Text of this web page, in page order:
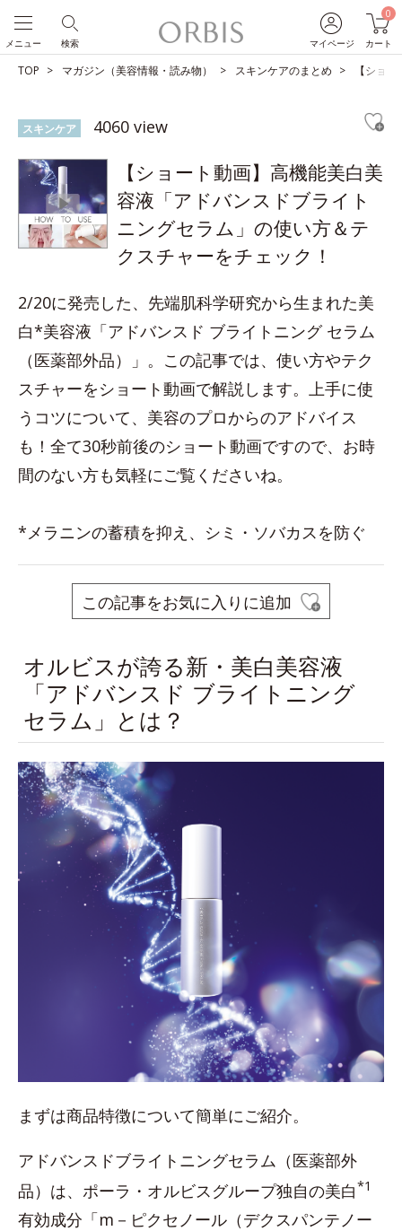
マイページ
0
カート
検索
メニュー
TOP マガジン（美容情報・読み物） スキンケアのまとめ 【ショ
スキンケア 4060 view
【ショート動画】高機能美白美
容液「アドバンスドブライト
ニングセラム」の使い方＆テ
クスチャーをチェック！
2/20に発売した、先端肌科学研究から生まれた美
白*美容液「アドバンスド ブライトニング セラム
（医薬部外品）」。この記事では、使い方やテク
スチャーをショート動画で解説します。上手に使
うコツについて、美容のプロからのアドバイス
も！全て30秒前後のショート動画ですので、お時
間のない方も気軽にご覧くださいね。
*メラニンの蓄積を抑え、シミ・ソバカスを防ぐ
この記事をお気に入りに追加
オルビスが誇る新・美白美容液
「アドバンスド ブライトニング
セラム」とは？
まずは商品特徴について簡単にご紹介。
アドバンスドブライトニングセラム（医薬部外
品）は、ポーラ・オルビスグループ独自の美白*1
有効成分「m－ピクセノール（デクスパンテノー